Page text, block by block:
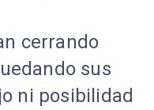
cerrando
sus
ni posibilidad